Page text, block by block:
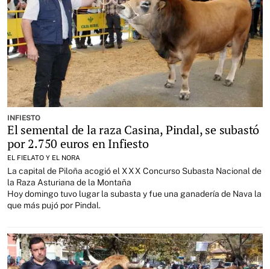
INFIESTO
El semental de la raza Casina, Pindal, se subastó
por 2.750 euros en Infiesto
EL FIELATO Y EL NORA
La capital de Piloña acogió el XXX Concurso Subasta Nacional de
la Raza Asturiana de la Montaña
Hoy domingo tuvo lugar la subasta y fue una ganadería de Nava la
que más pujó por Pindal.